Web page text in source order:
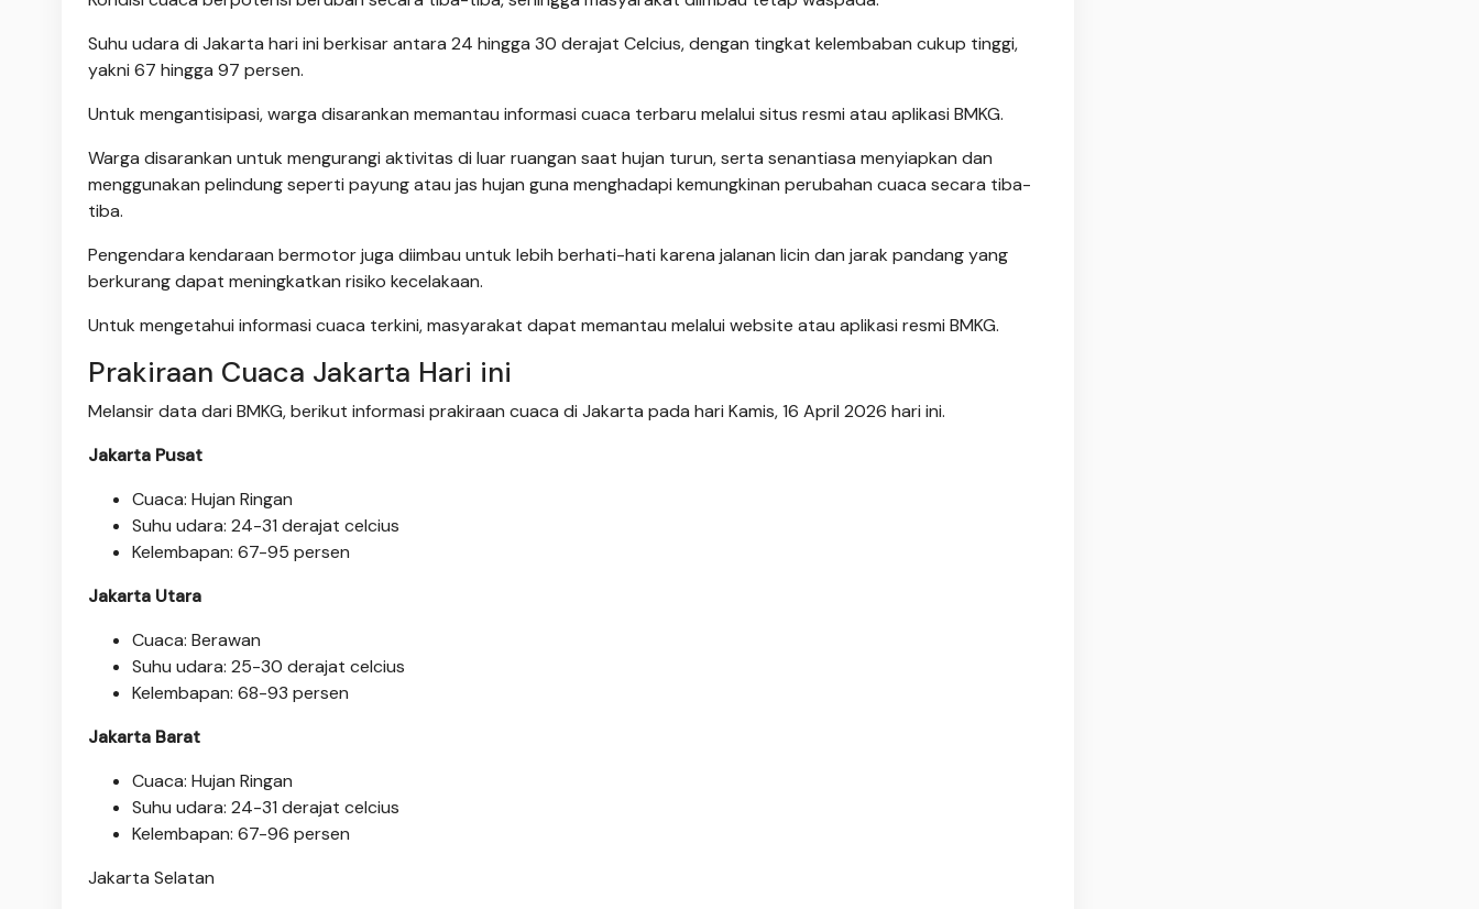
Suhu udara di Jakarta hari ini berkisar antara 24 hingga 30 derajat Celcius, dengan tingkat kelembaban cukup tinggi,
yakni 67 hingga 97 persen.
Untuk mengantisipasi, warga disarankan memantau informasi cuaca terbaru melalui situs resmi atau aplikasi BMKG.
Warga disarankan untuk mengurangi aktivitas di luar ruangan saat hujan turun, serta senantiasa menyiapkan dan
menggunakan pelindung seperti payung atau jas hujan guna menghadapi kemungkinan perubahan cuaca secara tiba-
tiba.
Pengendara kendaraan bermotor juga diimbau untuk lebih berhati-hati karena jalanan licin dan jarak pandang yang
berkurang dapat meningkatkan risiko kecelakaan.
Untuk mengetahui informasi cuaca terkini, masyarakat dapat memantau melalui website atau aplikasi resmi BMKG.
Prakiraan Cuaca Jakarta Hari ini
Melansir data dari BMKG, berikut informasi prakiraan cuaca di Jakarta pada hari Kamis, 16 April 2026 hari ini.
Jakarta Pusat
Cuaca: Hujan Ringan
Suhu udara: 24-31 derajat celcius
Kelembapan: 67-95 persen
Jakarta Utara
Cuaca: Berawan
Suhu udara: 25-30 derajat celcius
Kelembapan: 68-93 persen
Jakarta Barat
Cuaca: Hujan Ringan
Suhu udara: 24-31 derajat celcius
Kelembapan: 67-96 persen
Jakarta Selatan